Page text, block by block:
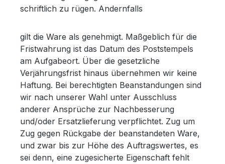
schriftlich zu rügen. Andernfalls
gilt die Ware als genehmigt. Maßgeblich für die
Fristwahrung ist das Datum des Poststempels
am Aufgabeort. Über die gesetzliche
Verjährungsfrist hinaus übernehmen wir keine
Haftung. Bei berechtigten Beanstandungen sind
wir nach unserer Wahl unter Ausschluss
anderer Ansprüche zur Nachbesserung
und/oder Ersatzlieferung verpflichtet. Zug um
Zug gegen Rückgabe der beanstandeten Ware,
und zwar bis zur Höhe des Auftragswertes, es
sei denn, eine zugesicherte Eigenschaft fehlt